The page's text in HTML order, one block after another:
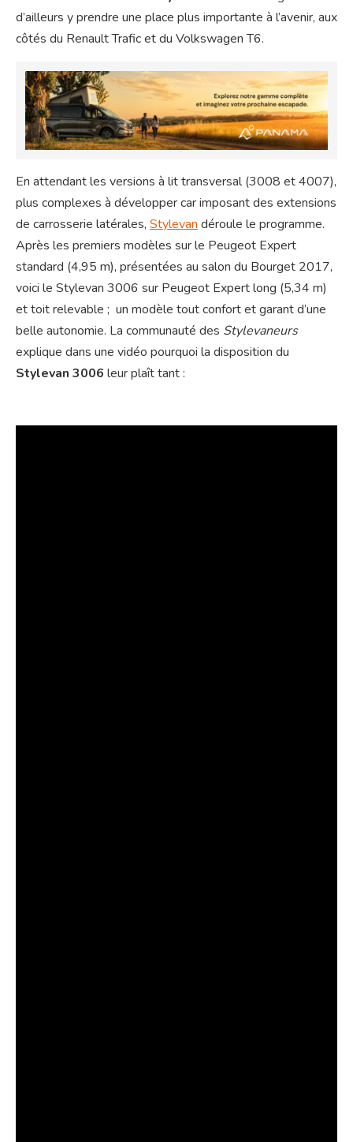
d’ailleurs y prendre une place plus importante à l’avenir, aux
côtés du Renault Trafic et du Volkswagen T6.
En attendant les versions à lit transversal (3008 et 4007),
plus complexes à développer car imposant des extensions
de carrosserie latérales, Stylevan déroule le programme.
Après les premiers modèles sur le Peugeot Expert
standard (4,95 m), présentées au salon du Bourget 2017,
voici le Stylevan 3006 sur Peugeot Expert long (5,34 m)
et toit relevable ; un modèle tout confort et garant d’une
belle autonomie. La communauté des Stylevaneurs
explique dans une vidéo pourquoi la disposition du
Stylevan 3006 leur plaît tant :